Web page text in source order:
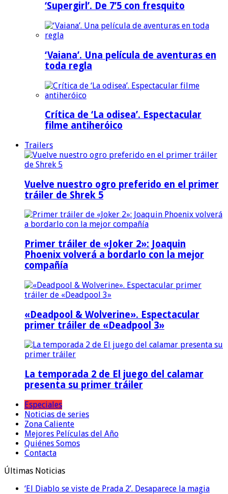
‘Supergirl’. De 7’5 con fresquito
‘Vaiana’. Una película de aventuras en
toda regla
Crítica de ‘La odisea’. Espectacular
filme antiheróico
Trailers
Vuelve nuestro ogro preferido en el primer
tráiler de Shrek 5
Primer tráiler de «Joker 2»: Joaquin
Phoenix volverá a bordarlo con la mejor
compañía
«Deadpool & Wolverine». Espectacular
primer tráiler de «Deadpool 3»
La temporada 2 de El juego del calamar
presenta su primer tráiler
Especiales
Noticias de series
Zona Caliente
Mejores Películas del Año
Quiénes Somos
Contacta
Últimas Noticias
‘El Diablo se viste de Prada 2’. Desaparece la magia